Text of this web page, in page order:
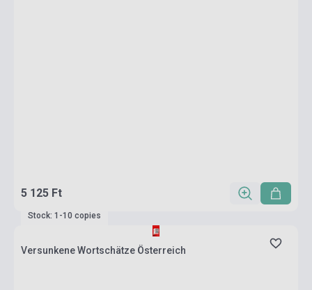
5 125 Ft
Stock: 1-10 copies
Versunkene Wortschätze Österreich